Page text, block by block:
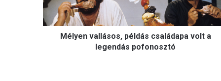
v
l
Mélyen vallásos, példás családapa volt a
legendás pofonosztó